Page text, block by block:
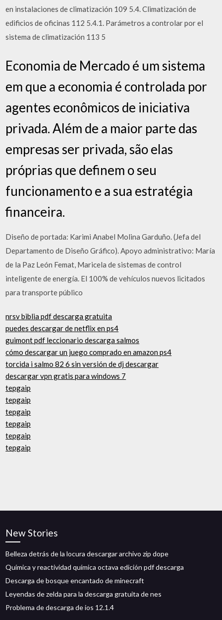
en instalaciones de climatización 109 5.4. Climatización de
edificios de oficinas 112 5.4.1. Parámetros a controlar por el
sistema de climatización 113 5
Economia de Mercado é um sistema
em que a economia é controlada por
agentes econômicos de iniciativa
privada. Além de a maior parte das
empresas ser privada, são elas
próprias que definem o seu
funcionamento e a sua estratégia
financeira.
Diseño de portada: Karimi Anabel Molina Garduño. (Jefa del
Departamento de Diseño Gráfico). Apoyo administrativo: María
de la Paz León Femat, Maricela de sistemas de control
inteligente de energía. El 100% de vehículos nuevos licitados
para transporte público
nrsv biblia pdf descarga gratuita
puedes descargar de netflix en ps4
guimont pdf leccionario descarga salmos
cómo descargar un juego comprado en amazon ps4
torcida i salmo 82 6 sin versión de dj descargar
descargar vpn gratis para windows 7
tepgaip
tepgaip
tepgaip
tepgaip
tepgaip
tepgaip
New Stories
Belleza detrás de la locura descargar archivo zip dope
Química y reactividad química octava edición pdf descarga
Descarga de bosque encantado de minecraft
Leyendas de zelda para la descarga gratuita de nes
Problema de descarga de ios 12.1.4